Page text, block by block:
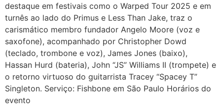
destaque em festivais como o Warped Tour 2025 e em
turnês ao lado do Primus e Less Than Jake, traz o
carismático membro fundador Angelo Moore (voz e
saxofone), acompanhado por Christopher Dowd
(teclado, trombone e voz), James Jones (baixo),
Hassan Hurd (bateria), John “JS” Williams II (trompete) e
o retorno virtuoso do guitarrista Tracey “Spacey T”
Singleton. Serviço: Fishbone em São Paulo Horários do
evento